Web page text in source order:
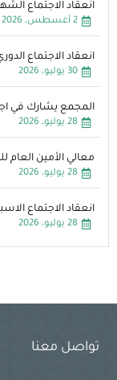
انعقاد الاجتماع
2 أغسطس، 2026
انعقاد الاجتماع
30 يوليو، 2026
المجمع يشارك في
28 يوليو، 2026
معالي الأمين العام
28 يوليو، 2026
انعقاد الاجتماع
28 يوليو، 2026
تواصل معنا